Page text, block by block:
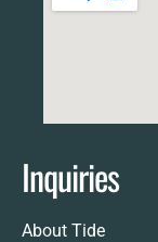
Inquiries
About Tide